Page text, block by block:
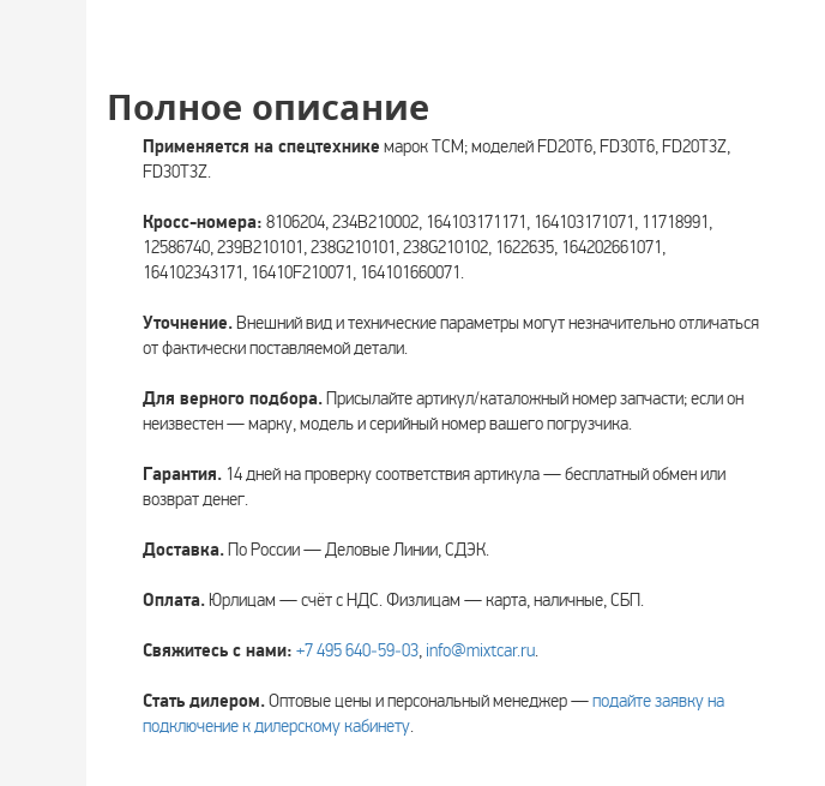
Полное описание
Применяется на спецтехнике марок TCM; моделей FD20T6, FD30T6, FD20T3Z,
FD30T3Z.
Кросс-номера: 8106204, 234B210002, 164103171171, 164103171071, 11718991,
12586740, 239B210101, 238G210101, 238G210102, 1622635, 164202661071,
164102343171, 16410F210071, 164101660071.
Уточнение.Внешний вид и технические параметры могут незначительно отличаться
от фактически поставляемой детали.
Для верного подбора.Присылайте артикул/каталожный номер запчасти; если он
неизвестен — марку, модель и серийный номер вашего погрузчика.
Гарантия. 14 дней на проверку соответствия артикула — бесплатный обмен или
возврат денег.
Доставка.По России — Деловые Линии, СДЭК.
Оплата. Юрлицам — счёт с НДС. Физлицам — карта, наличные, СБП.
Свяжитесь с нами: +7 495 640‑59‑03, info@mixtcar.ru.
Стать дилером.Оптовые цены и персональный менеджер —подайте заявку на
подключение к дилерскому кабинету.